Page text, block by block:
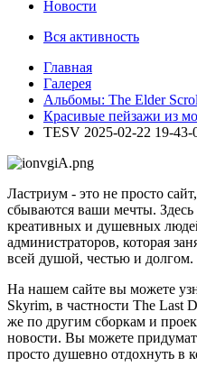
Новости
Вся активность
Главная
Галерея
Альбомы: The Elder
Красивые пейзажи из
TESV 2025-02-22 19-43-
Ластриум - это не просто
сбываются ваши мечты. Здесь
креативных и душевных
администраторов, которая
всей душой, честью и долгом.
На нашем сайте вы можете
Skyrim, в частности The Last
же по другим сборкам и
новости. Вы можете
просто душевно отдохнуть в